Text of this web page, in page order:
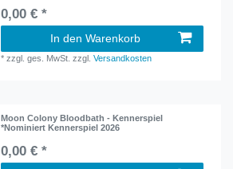
0,00 € *
In den Warenkorb
*zzgl. ges. MwSt. zzgl.Versandkosten
Moon Colony Bloodbath - Kennerspiel
*Nominiert Kennerspiel 2026
0,00 € *